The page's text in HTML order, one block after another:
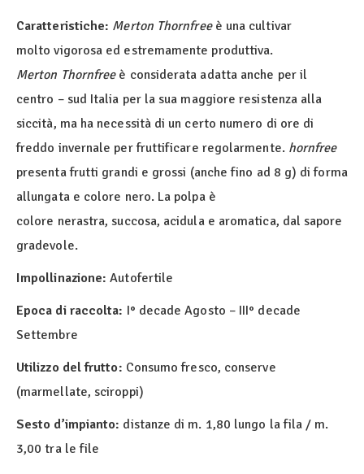
Caratteristiche: Merton Thornfreeè una cultivar
molto vigorosa ed estremamente produttiva.
Merton Thornfreeè considerata adatta anche per il
centro – sud Italia per la sua maggiore resistenza alla
siccità, ma ha necessità di un certo numero di ore di
freddo invernale per fruttificare regolarmente. hornfree
presenta frutti grandi e grossi (anche fino ad 8 g) di forma
allungata e colore nero. La polpa è
colore nerastra, succosa, acidula e aromatica, dal sapore
gradevole.
Impollinazione: Autofertile
Epoca di raccolta: I° decade Agosto – III° decade
Settembre
Utilizzo del frutto: Consumo fresco, conserve
(marmellate, sciroppi)
Sesto d’impianto: distanze di m. 1,80 lungo la fila / m.
3,00 tra le file